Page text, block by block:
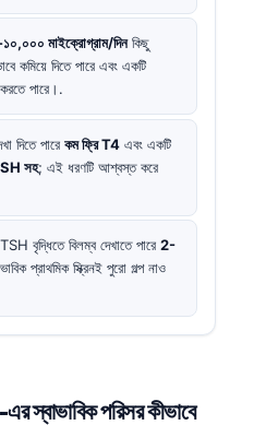
মাইক্রোগ্রাম/দিনকিছু
কমিয়ে দিতে পারে এবং একটি
পারে।.
দিতে পারে কম ফ্রি T4 এবং একটি
সহ; এই ধরণটি আশ্বস্ত করে
বৃদ্ধিতে বিলম্ব দেখাতে পারে 2-
প্রাথমিক স্ক্রিনই পুরো গল্প নাও
স্বাভাবিক পরিসর কীভাবে